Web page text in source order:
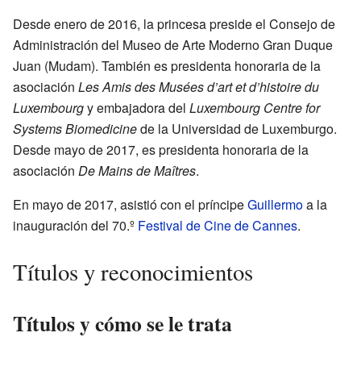
Desde enero de 2016, la princesa preside el Consejo de
Administración del Museo de Arte Moderno Gran Duque
Juan (Mudam). También es presidenta honoraria de la
asociación Les Amis des Musées d’art et d’histoire du
Luxembourgy embajadora del Luxembourg Centre for
Systems Biomedicinede la Universidad de Luxemburgo.
Desde mayo de 2017, es presidenta honoraria de la
asociación De Mains de Maîtres.
En mayo de 2017, asistió con el príncipeGuillermoa la
inauguración del 70.º Festival de Cine de Cannes.
Títulos y reconocimientos
Títulos y cómo se le trata